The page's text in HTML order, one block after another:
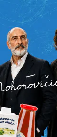
ne bi
kiselog i
mirisnu
pećnici na
boju.
kada izađu